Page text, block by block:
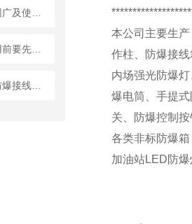
本公司主要生产
作柱、防爆接
内场强光防爆
爆电筒、手提
关、防爆控制
各类非标防爆箱
加油站LED防